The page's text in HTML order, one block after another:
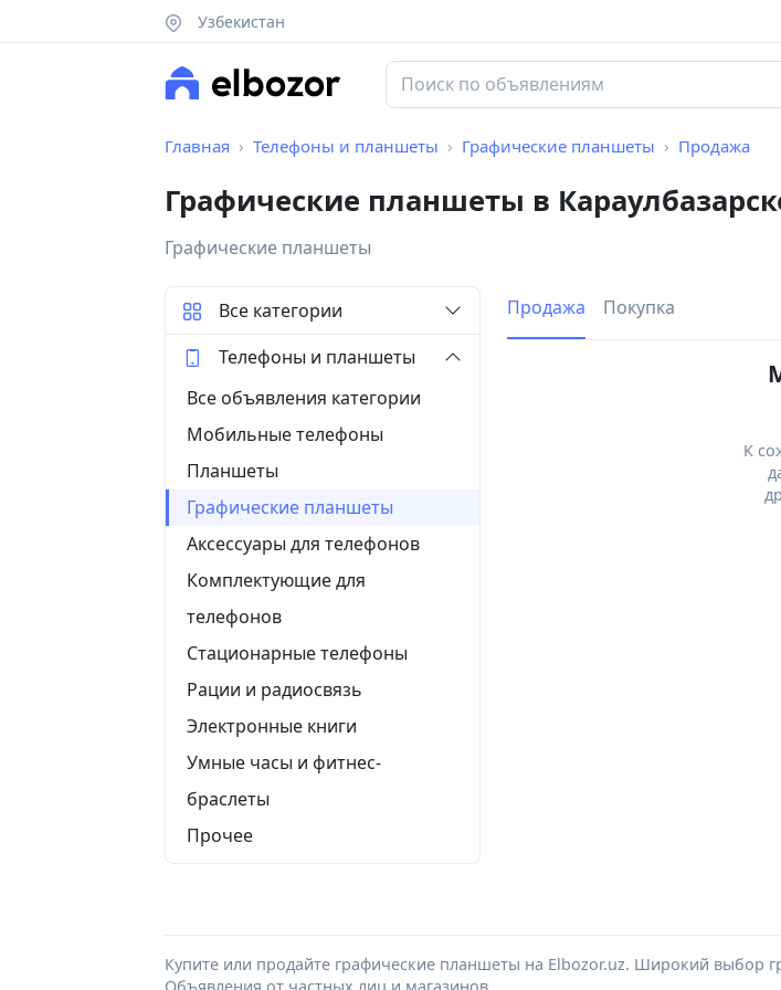
Узбекистан
Главная Телефоны и планшеты Графические планшеты Продажа
Графические планшеты в
Графические планшеты
Продажа Покупка
К
Все категории
Телефоны и планшеты
Все объявления категории
Мобильные телефоны
Планшеты
Графические планшеты
Аксессуары для телефонов
Комплектующие для
телефонов
Стационарные телефоны
Рации и радиосвязь
Электронные книги
Умные часы и фитнес-
браслеты
Прочее
Купите или продайте графические планшеты на Elbozor.uz. Широкий выбор